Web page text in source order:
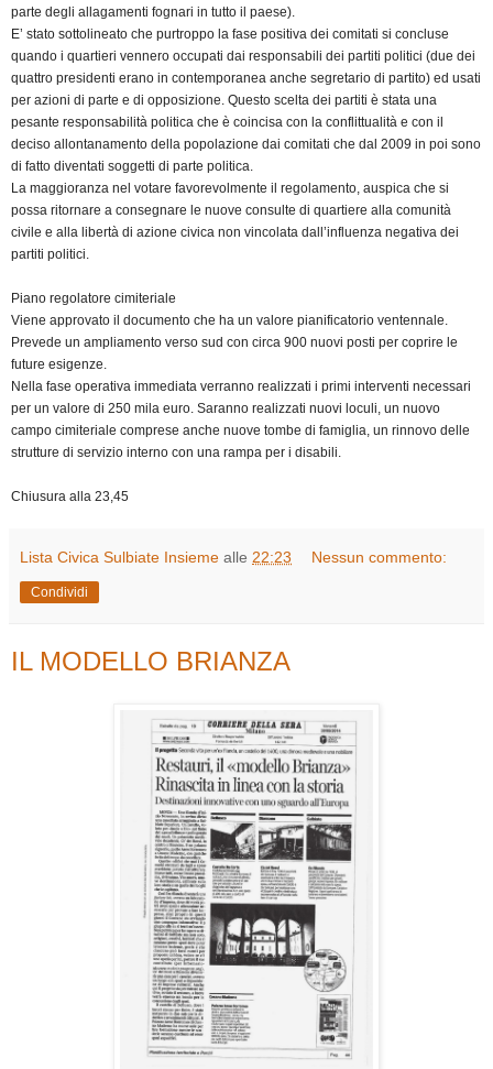
parte degli allagamenti fognari in tutto il paese).
E’ stato sottolineato che purtroppo la fase positiva dei comitati si concluse
quando i quartieri vennero occupati dai responsabili dei partiti politici (due dei
quattro presidenti erano in contemporanea anche segretario di partito) ed usati
per azioni di parte e di opposizione. Questo scelta dei partiti è stata una
pesante responsabilità politica che è coincisa con la conflittualità e con il
deciso allontanamento della popolazione dai comitati che dal 2009 in poi sono
di fatto diventati soggetti di parte politica.
La maggioranza nel votare favorevolmente il regolamento, auspica che si
possa ritornare a consegnare le nuove consulte di quartiere alla comunità
civile e alla libertà di azione civica non vincolata dall’influenza negativa dei
partiti politici.
Piano regolatore cimiteriale
Viene approvato il documento che ha un valore pianificatorio ventennale.
Prevede un ampliamento verso sud con circa 900 nuovi posti per coprire le
future esigenze.
Nella fase operativa immediata verranno realizzati i primi interventi necessari
per un valore di 250 mila euro. Saranno realizzati nuovi loculi, un nuovo
campo cimiteriale comprese anche nuove tombe di famiglia, un rinnovo delle
strutture di servizio interno con una rampa per i disabili.
Chiusura alla 23,45
Lista Civica Sulbiate Insieme alle 22:23 Nessun commento:
Condividi
IL MODELLO BRIANZA